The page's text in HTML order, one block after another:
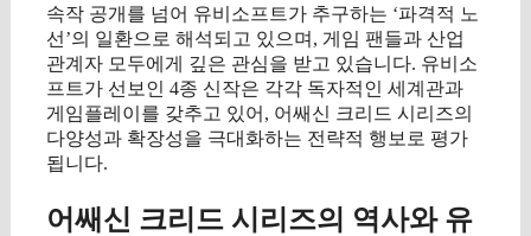
속작 공개를 넘어 유비소프트가 추구하는 ‘파격적 노
선’의 일환으로 해석되고 있으며, 게임 팬들과 산업
관계자 모두에게 깊은 관심을 받고 있습니다. 유비소
프트가 선보인 4종 신작은 각각 독자적인 세계관과
게임플레이를 갖추고 있어, 어쌔신 크리드 시리즈의
다양성과 확장성을 극대화하는 전략적 행보로 평가
됩니다.
어쌔신 크리드 시리즈의 역사와 유